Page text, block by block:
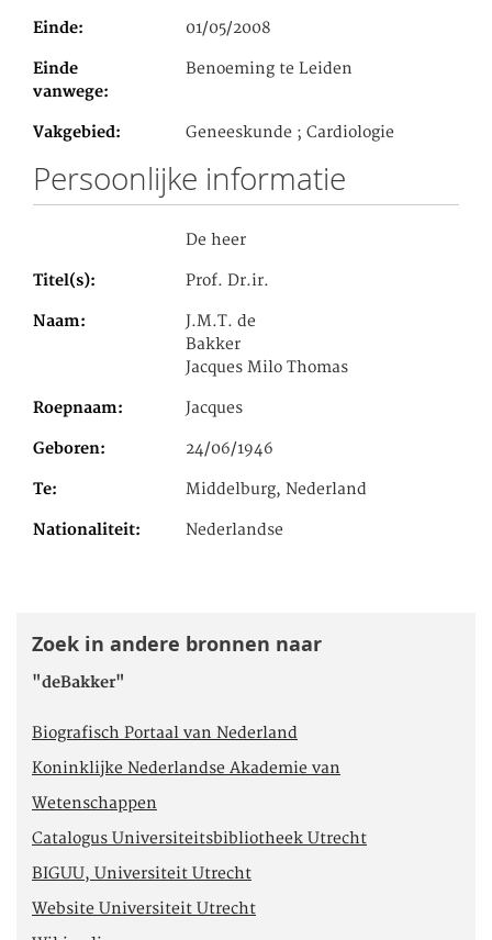
Einde 01/05/2008
Einde
vanwege
Benoeming te Leiden
Vakgebied Geneeskunde ; Cardiologie
Persoonlijke informatie
De heer
Titel(s) Prof. Dr.ir.
Naam
J.M.T. de
Bakker
Jacques Milo Thomas
Roepnaam Jacques
Geboren 24/06/1946
Te Middelburg, Nederland
Nationaliteit Nederlandse
Zoek in andere bronnen naar
"deBakker"
Biografisch Portaal van Nederland
Koninklijke Nederlandse Akademie van
Wetenschappen
Catalogus Universiteitsbibliotheek Utrecht
BIGUU, Universiteit Utrecht
Website Universiteit Utrecht